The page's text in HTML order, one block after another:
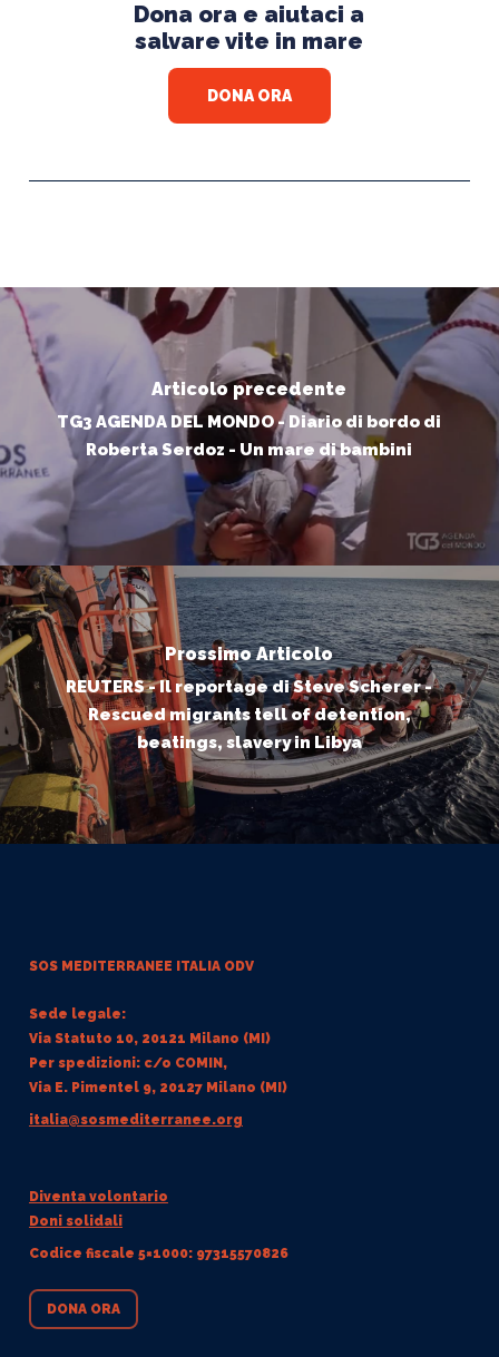
Dona ora e aiutaci a
salvare vite in mare
DONA ORA
Articolo precedente
TG3 AGENDA DEL MONDO - Diario di bordo di
Roberta Serdoz - Un mare di bambini
Prossimo Articolo
REUTERS - Il reportage di Steve Scherer -
Rescued migrants tell of detention,
beatings, slavery in Libya
SOS MEDITERRANEE ITALIA ODV
Sede legale:
Via Statuto 10, 20121 Milano (MI)
Per spedizioni: c/o COMIN,
Via E. Pimentel 9, 20127 Milano (MI)
italia@sosmediterranee.org
Diventa volontario
Doni solidali
Codice fiscale 5×1000: 97315570826
DONA ORA